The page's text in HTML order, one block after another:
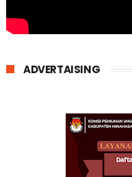
ADVERTAISING